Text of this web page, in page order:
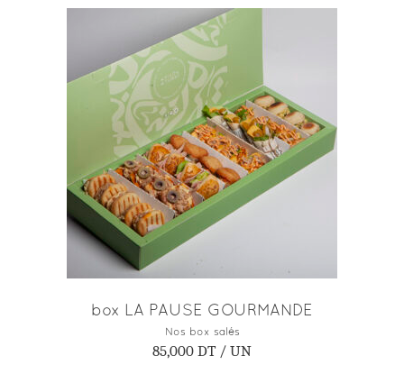
AJOUTER AU PANIER
box LA PAUSE GOURMANDE
Nos box salés
85,000 DT / UN